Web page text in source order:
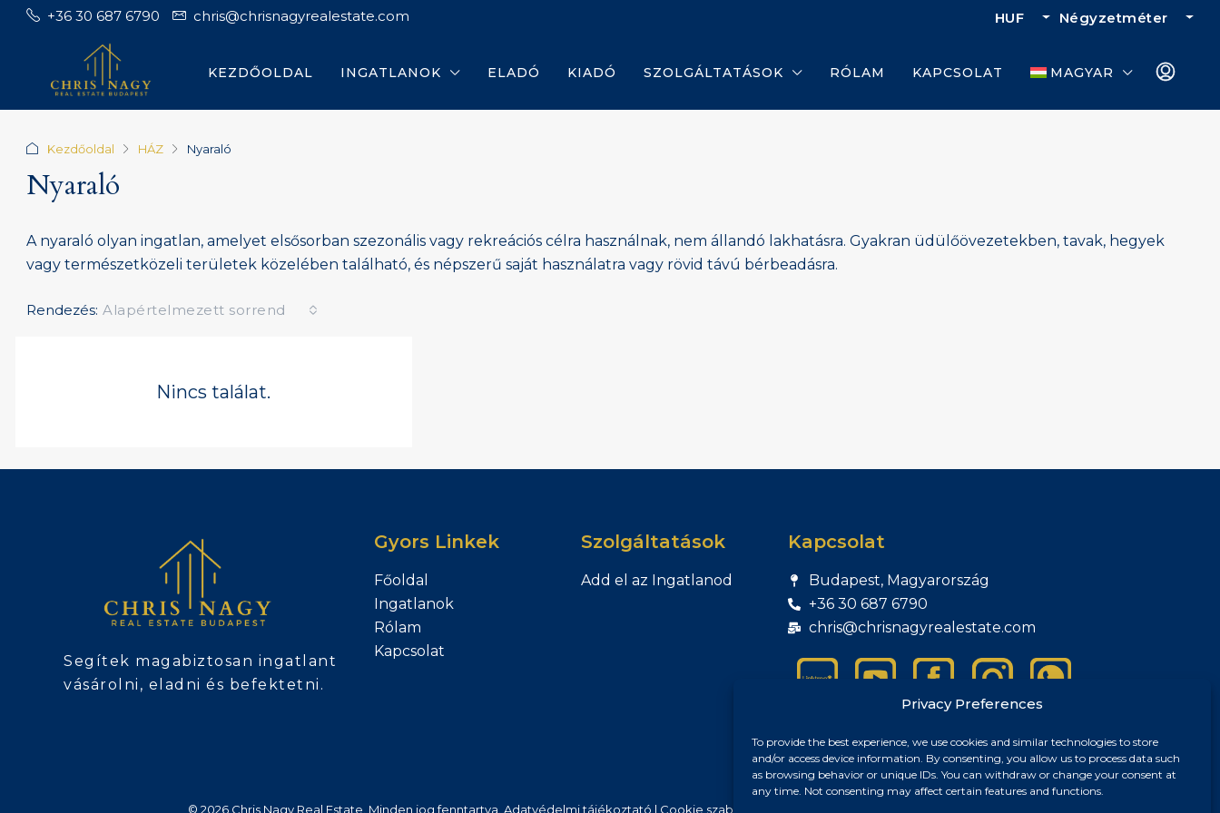
Privacy Preferences
To provide the best experience, we use cookies and similar technologies to store
and/or access device information. By consenting, you allow us to process data such
as browsing behavior or unique IDs. You can withdraw or change your consent at
any time. Not consenting may affect certain features and functions.
+36 30 687 6790 chris@chrisnagyrealestate.com HUF Négyzetméter
KEZDŐOLDAL INGATLANOK ELADÓ KIADÓ SZOLGÁLTATÁSOK RÓLAM KAPCSOLAT MAGYAR
Kezdőoldal HÁZ Nyaraló
Nyaraló
A nyaraló olyan ingatlan, amelyet elsősorban szezonális vagy rekreációs célra használnak, nem állandó lakhatásra. Gyakran üdülőövezetekben, tavak, hegyek
vagy természetközeli területek közelében található, és népszerű saját használatra vagy rövid távú bérbeadásra.
Rendezés: Alapértelmezett sorrend
Nincs találat.
Segítek magabiztosan ingatlant
vásárolni, eladni és befektetni.
Gyors Linkek
Főoldal
Ingatlanok
Rólam
Kapcsolat
Szolgáltatások
Add el az Ingatlanod
Kapcsolat
Budapest, Magyarország
+36 30 687 6790
chris@chrisnagyrealestate.com
© 2026 Chris Nagy Real Estate. Minden jog fenntartva. Adatvédelmi tájékoztató | Cookie szabályzat